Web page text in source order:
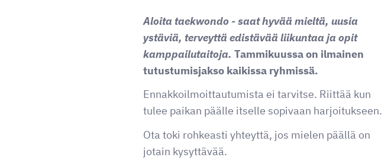
Aloita taekwondo - saat hyvää mieltä, uusia
ystäviä, terveyttä edistävää liikuntaa ja opit
kamppailutaitoja. Tammikuussa on ilmainen
tutustumisjakso kaikissa ryhmissä.
Ennakkoilmoittautumista ei tarvitse. Riittää kun
tulee paikan päälle itselle sopivaan harjoitukseen.
Ota toki rohkeasti yhteyttä, jos mielen päällä on
jotain kysyttävää.